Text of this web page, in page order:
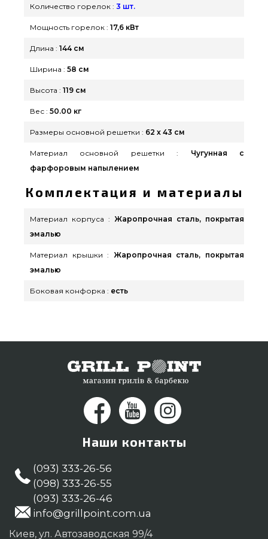
экспертам по телефонному номеру 0(800) 337-
Количество горелок : 3 шт.
Мощность горелок : 17,6 кВт
Длина : 144 см
Ширина : 58 см
Высота : 119 см
Вес : 50.00 кг
Размеры основной решетки : 62 х 43 см
Материал основной решетки :
Чугунная с
фарфоровым напылением
Комплектация и материалы
Материал корпуса : Жаропрочная сталь, покрытая
эмалью
Материал крышки : Жаропрочная сталь, покрытая
эмалью
Боковая конфорка : есть
Наши контакты
(093) 333-26-56
(098) 333-26-55
(093) 333-26-46
info@grillpoint.com.ua
Киев, ул. Автозаводская 99/4